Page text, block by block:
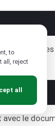
que
le
to
all, reject
all